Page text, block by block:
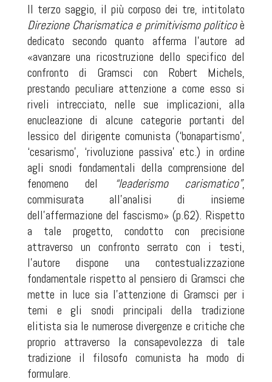
Il terzo saggio, il più corposo dei tre, intitolato
Direzione Charismatica e primitivismo politicoè
dedicato secondo quanto afferma l’autore ad
«avanzare una ricostruzione dello specifico del
confronto di Gramsci con Robert Michels,
prestando peculiare attenzione a come esso si
riveli intrecciato, nelle sue implicazioni, alla
enucleazione di alcune categorie portanti del
lessico del dirigente comunista (‘bonapartismo’,
‘cesarismo’, ‘rivoluzione passiva’ etc.) in ordine
agli snodi fondamentali della comprensione del
fenomeno del
“leaderismo carismatico”,
commisurata all’analisi di insieme
dell’affermazione del fascismo» (p.62). Rispetto
a tale progetto, condotto con precisione
attraverso un confronto serrato con i testi,
l’autore dispone una contestualizzazione
fondamentale rispetto al pensiero di Gramsci che
mette in luce sia l’attenzione di Gramsci per i
temi e gli snodi principali della tradizione
elitista sia le numerose divergenze e critiche che
proprio attraverso la consapevolezza di tale
tradizione il filosofo comunista ha modo di
formulare.